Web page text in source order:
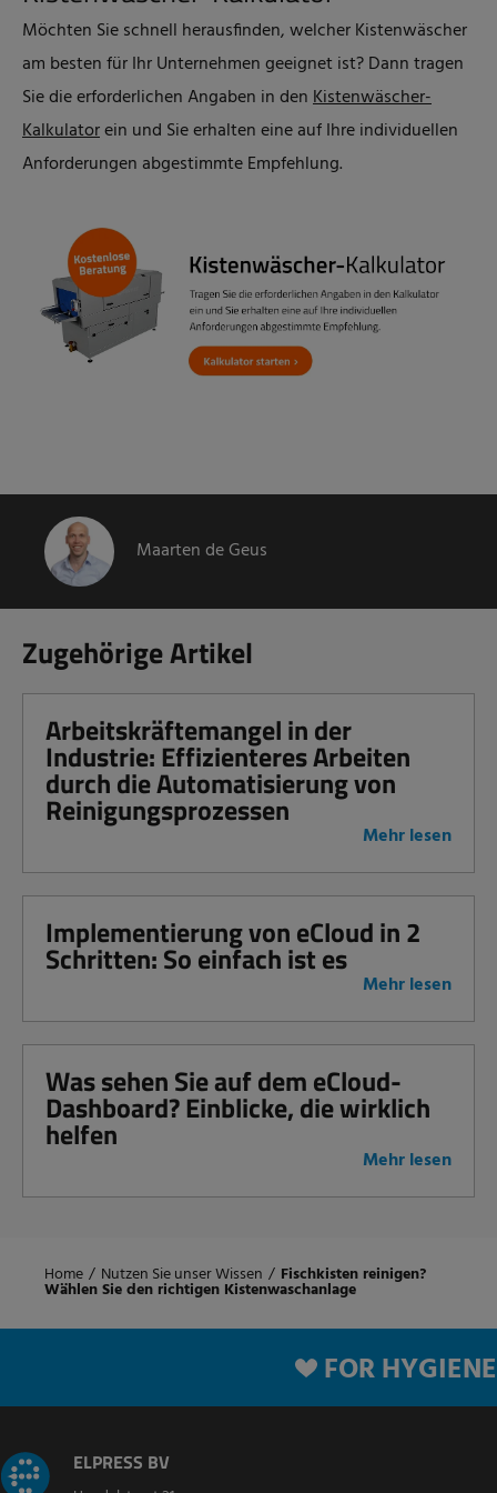
Möchten Sie schnell herausfinden, welcher Kistenwäscher
am besten für Ihr Unternehmen geeignet ist? Dann tragen
Sie die erforderlichen Angaben in denKistenwäscher-
Kalkulatorein und Sie erhalten eine auf Ihre individuellen
Anforderungen abgestimmte Empfehlung.
Maarten de Geus
Zugehörige Artikel
Arbeitskräftemangel in der
Industrie: Effizienteres Arbeiten
durch die Automatisierung von
Reinigungsprozessen
Mehr lesen
Implementierung von eCloud in 2
Schritten: So einfach ist es
Mehr lesen
Was sehen Sie auf dem eCloud-
Dashboard? Einblicke, die wirklich
helfen
Mehr lesen
Home / Nutzen Sie unser Wissen / Fischkisten reinigen?
Wählen Sie den richtigen Kistenwaschanlage
FOR HYGIENE
ELPRESS BV